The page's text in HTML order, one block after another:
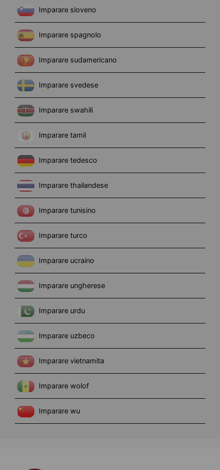
Imparare sloveno
Imparare spagnolo
Imparare sudamericano
Imparare svedese
Imparare swahili
Imparare tamil
Imparare tedesco
Imparare thailandese
Imparare tunisino
Imparare turco
Imparare ucraino
Imparare ungherese
Imparare urdu
Imparare uzbeco
Imparare vietnamita
Imparare wolof
Imparare wu